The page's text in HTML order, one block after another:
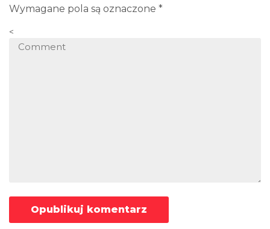
Wymagane pola są oznaczone *
<